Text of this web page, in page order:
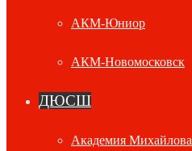
АКМ-Юниор
АКМ-Новомосковск
ДЮСШ
Академия Михайлова